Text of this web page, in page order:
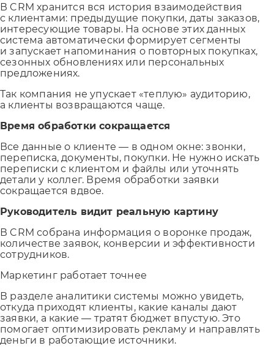
В CRM хранится вся история взаимодействия
с клиентами: предыдущие покупки, даты заказов,
интересующие товары. На основе этих данных
система автоматически формирует сегменты
и запускает напоминания о повторных покупках,
сезонных обновлениях или персональных
предложениях.
Так компания не упускает «теплую» аудиторию,
а клиенты возвращаются чаще.
Время обработки сокращается
Все данные о клиенте — в одном окне: звонки,
переписка, документы, покупки. Не нужно искать
переписки с клиентом и файлы или уточнять
детали у коллег. Время обработки заявки
сокращается вдвое.
Руководитель видит реальную картину
В CRM собрана информация о воронке продаж,
количестве заявок, конверсии и эффективности
сотрудников.
Маркетинг работает точнее
В разделе аналитики системы можно увидеть,
откуда приходят клиенты, какие каналы дают
заявки, а какие — тратят бюджет впустую. Это
помогает оптимизировать рекламу и направлять
деньги в работающие источники.